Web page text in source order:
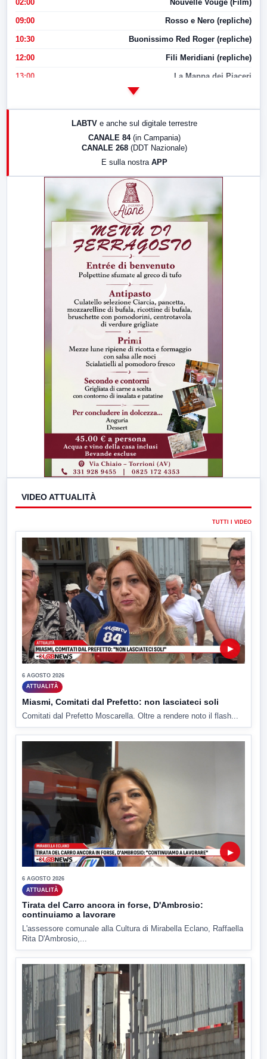
02:00 Nouvelle Vouge (Film)
09:00 Rosso e Nero (repliche)
10:30 Buonissimo Red Roger (repliche)
12:00 Fili Meridiani (repliche)
13:00 La Mappa dei Piaceri
LABTV e anche sul digitale terrestre
CANALE 84 (in Campania)
CANALE 268 (DDT Nazionale)
E sulla nostra APP
VIDEO ATTUALITÀ
TUTTI I VIDEO
▶
6 AGOSTO 2026
ATTUALITÀ
Miasmi, Comitati dal Prefetto: non lasciateci soli
Comitati dal Prefetto Moscarella. Oltre a rendere noto il flash...
▶
6 AGOSTO 2026
ATTUALITÀ
Tirata del Carro ancora in forse, D'Ambrosio:
continuiamo a lavorare
L'assessore comunale alla Cultura di Mirabella Eclano, Raffaella
Rita D'Ambrosio,...